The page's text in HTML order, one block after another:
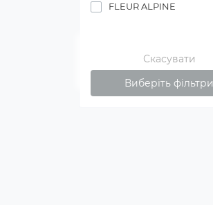
FLEUR ALPINE
Скасувати
Виберіть фільтри